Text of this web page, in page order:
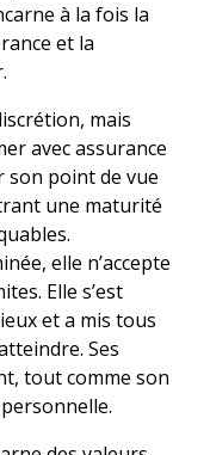
à la fois la
et la
mais
avec assurance
son point de vue
une maturité
elle n’accepte
Elle s’est
et a mis tous
Ses
tout comme son